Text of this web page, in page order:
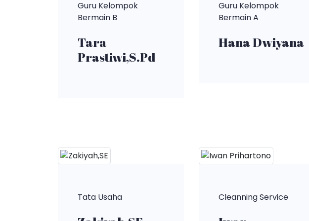
Guru Kelompok
Bermain B
Tara
Prastiwi,S.Pd
Guru Kelompok
Bermain A
Hana Dwiyana
Tata Usaha Cleanning Service